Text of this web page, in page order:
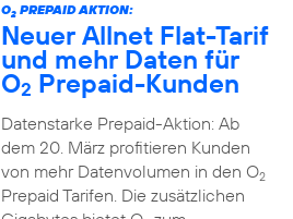
O2PREPAID AKTION:
Neuer Allnet Flat-Tarif
und mehr Daten für
O2 Prepaid-Kunden
Datenstarke Prepaid-Aktion: Ab
dem 20. März profitieren Kunden
von mehr Datenvolumen in den O2
Prepaid Tarifen. Die zusätzlichen